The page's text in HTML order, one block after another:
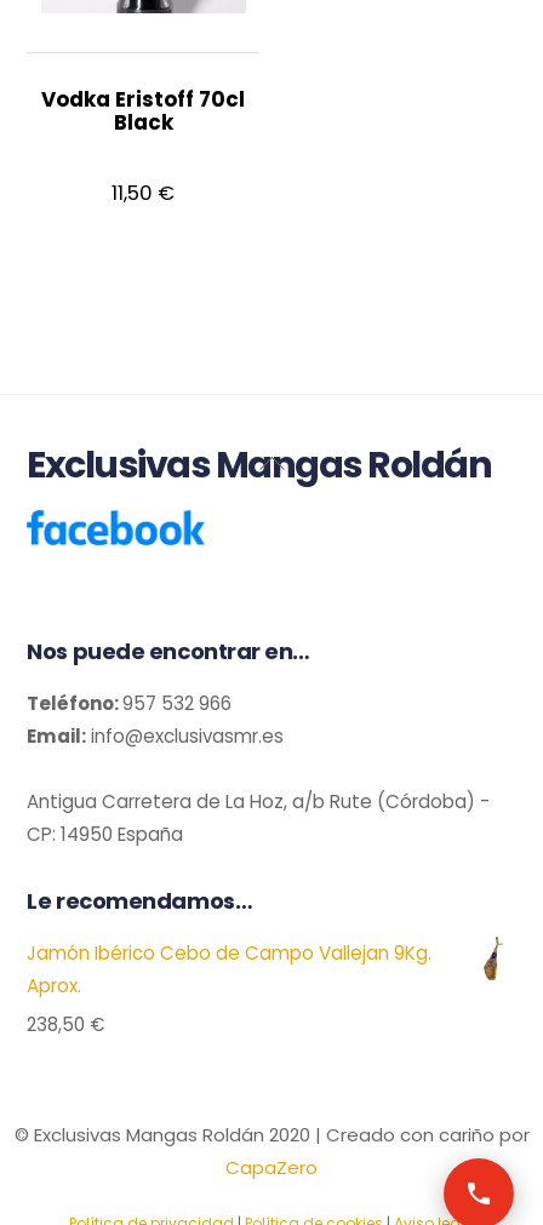
Vodka Eristoff 70cl
Black
11,50 €
Back
Exclusivas Mangas Roldán
Nos puede encontrar en…
Teléfono:957 532 966
Email:info@exclusivasmr.es
Antigua Carretera de La Hoz, a/b Rute (Córdoba) -
CP: 14950 España
Le recomendamos…
Jamón Ibérico Cebo de Campo Vallejan 9Kg.
Aprox.
238,50 €
© Exclusivas Mangas Roldán 2020 | Creado con cariño por
CapaZero